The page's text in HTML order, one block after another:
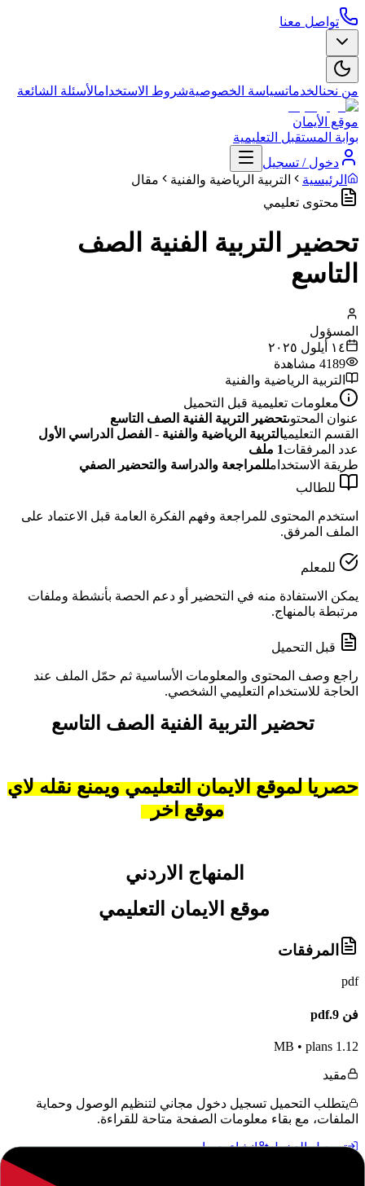
تواصل معنا
من نحنالخدماتسياسة الخصوصيةشروط الاستخدامالأسئلة الشائعة
موقع الأيمان
بوابة المستقبل التعليمية
دخول / تسجيل
الرئيسية
التربية الرياضية والفنية
مقال
محتوى تعليمي
تحضير التربية الفنية الصف
التاسع
المسؤول
١٤ أيلول ٢٠٢٥
4189 مشاهدة
التربية الرياضية والفنية
معلومات تعليمية قبل التحميل
عنوان المحتوىتحضير التربية الفنية الصف التاسع
القسم التعليميالتربية الرياضية والفنية - الفصل الدراسي الأول
عدد المرفقات1 ملف
طريقة الاستخدامللمراجعة والدراسة والتحضير الصفي
للطالب
استخدم المحتوى للمراجعة وفهم الفكرة العامة قبل الاعتماد على
الملف المرفق.
للمعلم
يمكن الاستفادة منه في التحضير أو دعم الحصة بأنشطة وملفات
مرتبطة بالمنهاج.
قبل التحميل
راجع وصف المحتوى والمعلومات الأساسية ثم حمّل الملف عند
الحاجة للاستخدام التعليمي الشخصي.
تحضير التربية الفنية الصف التاسع
حصريا لموقع الايمان التعليمي ويمنع نقله لاي
موقع اخر
المنهاج الاردني
موقع الايمان التعليمي
المرفقات
pdf
فن 9.pdf
1.12 MB
• plans
مقيد
يتطلب التحميل تسجيل دخول مجاني لتنظيم الوصول وحماية
الملفات، مع بقاء معلومات الصفحة متاحة للقراءة.
تسجيل الدخول إنشاء حساب